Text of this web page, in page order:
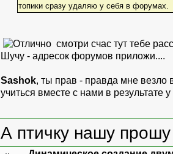
топики сразу удаляю у себя в форумах.
смотри счас тут тебе
Шучу - адресок форумов приложи....
Sashok, ты прав - правда мне везло
учиться вместе с нами в результате
А птичку нашу